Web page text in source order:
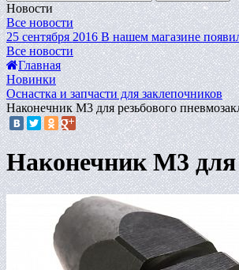
Новости
Все новости
25 сентября 2016 В нашем магазине
Все новости
Главная
Новинки
Оснастка и запчасти для заклепочников
Наконечник М3 для резьбового
Наконечник М3 для